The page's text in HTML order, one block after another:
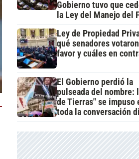
Gobierno tuvo que
la Ley del Manejo del
Ley de Propiedad
qué senadores
favor y cuáles en
El Gobierno perdió la
pulseada del nombre:
de Tierras" se impuso
toda la conversación